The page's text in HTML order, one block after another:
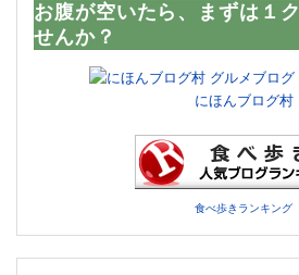
お腹が空いたら、まずは１
せんか？
にほんブログ村
食べ歩きランキング